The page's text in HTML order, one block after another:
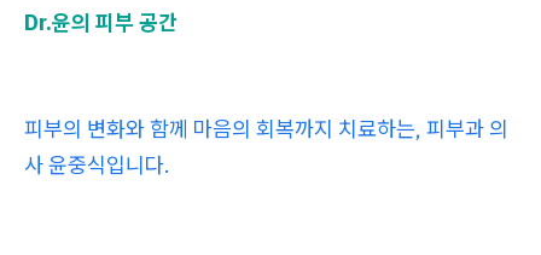
Dr.윤의 피부 공간
피부의 변화와 함께 마음의 회복까지 치료하는, 피부과 의
사 윤중식입니다.